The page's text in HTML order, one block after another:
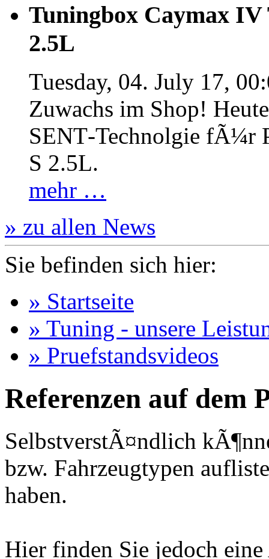
Tuningbox Caymax IV
2.5L
Tuesday, 04. July 17,
Zuwachs im Shop!
SENT‐Technolgie fÃ¼r
S 2.5L.
mehr …
» zu allen News
Sie befinden sich hier:
» Startseite
» Tuning - unsere
» Pruefstandsvideos
Referenzen auf dem
SelbstverstÃ¤ndlich
bzw. Fahrzeugtypen
haben.
Hier finden Sie jedoch